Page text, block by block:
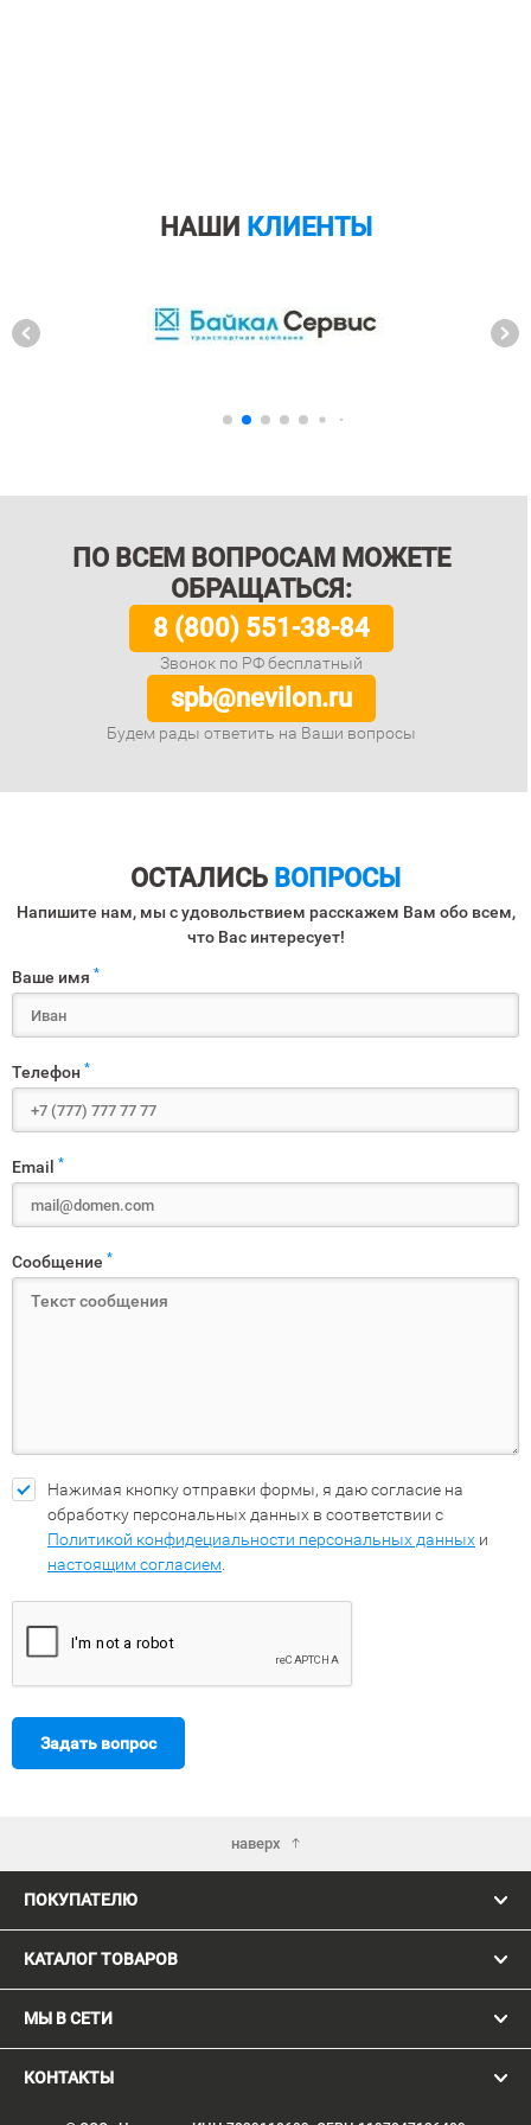
НАШИ КЛИЕНТЫ
ПО ВСЕМ ВОПРОСАМ МОЖЕТЕ
ОБРАЩАТЬСЯ:
8 (800) 551-38-84
Звонок по РФ бесплатный
spb@nevilon.ru
Будем рады ответить на Ваши вопросы
ОСТАЛИСЬ ВОПРОСЫ
Напишите нам, мы с удовольствием расскажем Вам обо всем,
что Вас интересует!
Ваше имя *
Телефон *
Email *
Сообщение *
Нажимая кнопку отправки формы, я даю согласие на
обработку персональных данных в соответствии с
Политикой конфидециальности персональных данных и
настоящим согласием
Задать вопрос
наверх
ПОКУПАТЕЛЮ
КАТАЛОГ ТОВАРОВ
МЫ В СЕТИ
КОНТАКТЫ